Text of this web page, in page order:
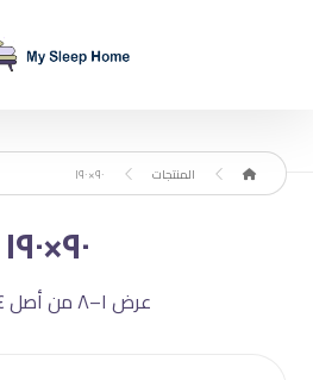
المنتجات ٩٠×١٩٠
٩٠×١٩٠
عرض ١–٨ من أصل ٣٤ نتيجة